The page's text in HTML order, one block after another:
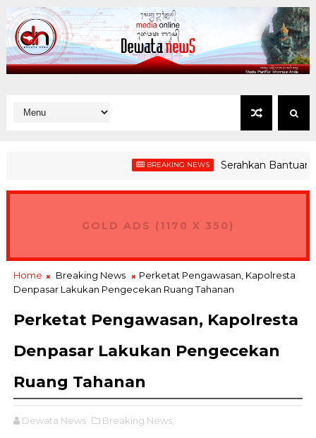
BREAKING NEWS Serahkan Bantuan,
GOLD ADS (1170 X 350)
Home Breaking News
Perketat Pengawasan, Kapolresta
Denpasar Lakukan Pengecekan Ruang Tahanan
Perketat Pengawasan, Kapolresta
Denpasar Lakukan Pengecekan
Ruang Tahanan
Dewata News Breaking News,